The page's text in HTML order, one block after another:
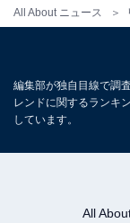
All About ニュース
動。月刊誌やニ
に、エンタメ・
編集部が独自目線で調
レンドに関するランキ
しています。
All